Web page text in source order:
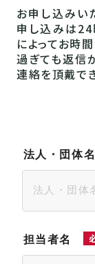
お申し込みい
申し込みは24
によってお時
過ぎても返信
連絡を頂戴で
法人・団体名
担当者名